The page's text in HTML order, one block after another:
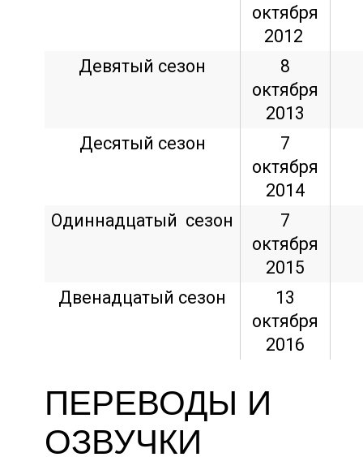
октября
2012
Девятый сезон
8
октября
2013
Десятый сезон
7
октября
2014
Одиннадцатый сезон
7
октября
2015
Двенадцатый сезон
13
октября
2016
ПЕРЕВОДЫ И
ОЗВУЧКИ